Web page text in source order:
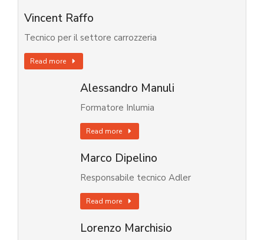
Vincent Raffo
Tecnico per il settore carrozzeria
Read more
Alessandro Manuli
Formatore Inlumia
Read more
Marco Dipelino
Responsabile tecnico Adler
Read more
Lorenzo Marchisio